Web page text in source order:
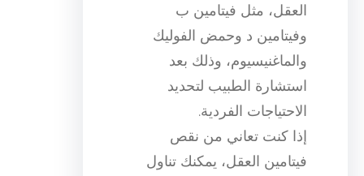
العقل، مثل فيتامين ب
وفيتامين د وحمض الفوليك
والماغنيسيوم، وذلك بعد
استشارة الطبيب لتحديد
الاحتياجات الفردية.
إذا كنت تعاني من نقص
فيتامين العقل، يمكنك تناول